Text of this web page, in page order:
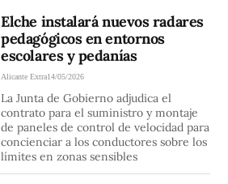
Elche instalará nuevos radares
pedagógicos en entornos
escolares y pedanías
Alicante Extra14/05/2026
La Junta de Gobierno adjudica el
contrato para el suministro y montaje
de paneles de control de velocidad para
concienciar a los conductores sobre los
límites en zonas sensibles